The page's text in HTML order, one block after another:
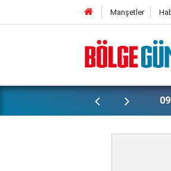
Manşetler
Komisyonu'nda kabul edildi